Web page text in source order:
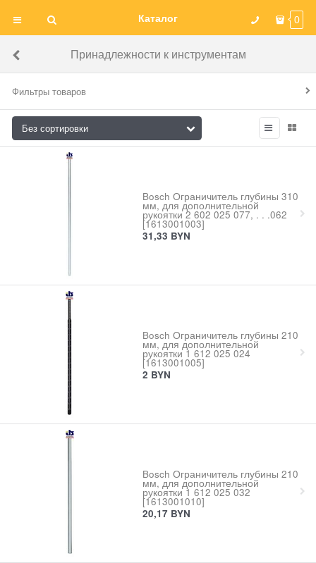
Каталог 0
Принадлежности к инструментам
Фильтры товаров
Bosch Ограничитель глубины 310
мм, для дополнительной
рукоятки 2 602 025 077, . . .062
[1613001003]
31,33 BYN
Bosch Ограничитель глубины 210
мм, для дополнительной
рукоятки 1 612 025 024
[1613001005]
2 BYN
Bosch Ограничитель глубины 210
мм, для дополнительной
рукоятки 1 612 025 032
[1613001010]
20,17 BYN